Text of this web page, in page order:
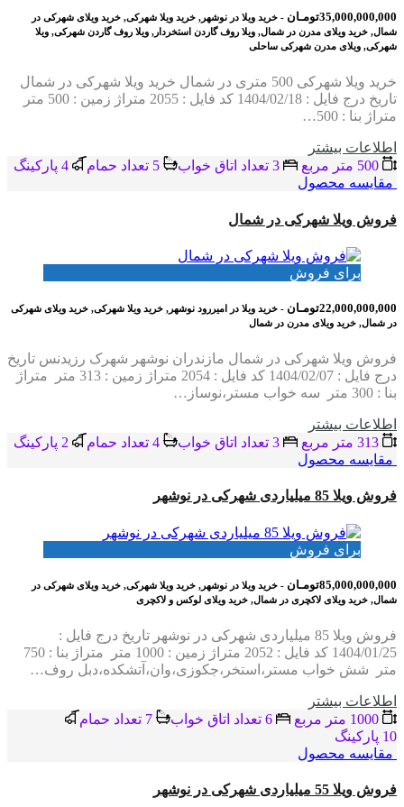
35,000,000,000تومـان
- خرید ویلا در نوشهر, خرید ویلا شهرکی, خرید ویلای شهرکی در
شمال, خرید ویلای مدرن در شمال, ویلا روف گاردن استخردار, ویلا روف گاردن شهرکی, ویلا
شهرکی, ویلای مدرن شهرکی ساحلی
خرید ویلا شهرکی 500 متری در شمال خرید ویلا شهرکی در شمال
تاریخ درج فایل : 1404/02/18 کد فایل : 2055 متراژ زمین : 500 متر
متراژ بنا : 500…
اطلاعات بيشتر
مقایسه محصول
فروش ویلا شهرکی در شمال
برای فروش
22,000,000,000تومـان
- خرید ویلا در امیررود نوشهر, خرید ویلا شهرکی, خرید ویلای شهرکی
در شمال, خرید ویلای مدرن در شمال
فروش ویلا شهرکی در شمال مازندران نوشهر شهرک رزیدنس تاریخ
درج فایل : 1404/02/07 کد فایل : 2054 متراژ زمین : 313 متر متراژ
بنا : 300 متر سه خواب مستر،نوساز…
اطلاعات بيشتر
مقایسه محصول
فروش ویلا 85 میلیاردی شهرکی در نوشهر
برای فروش
85,000,000,000تومـان
- خرید ویلا در نوشهر, خرید ویلا شهرکی, خرید ویلای شهرکی در
شمال, خرید ویلای لاکچری در شمال, خرید ویلای لوکس و لاکچری
فروش ویلا 85 میلیاردی شهرکی در نوشهر تاریخ درج فایل :
1404/01/25 کد فایل : 2052 متراژ زمین : 1000 متر متراژ بنا : 750
متر شش خواب مستر،استخر،جکوزی،وان،آتشکده،دبل روف…
اطلاعات بيشتر
10 پاركينگ
مقایسه محصول
فروش ویلا 55 میلیاردی شهرکی در نوشهر